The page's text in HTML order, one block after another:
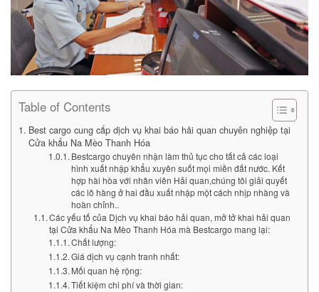
Table of Contents
Best cargo cung cấp dịch vụ khai báo hải quan chuyên nghiệp tại
Cửa khẩu Na Mèo Thanh Hóa
Bestcargo chuyên nhận làm thủ tục cho tất cả các loại
hình xuất nhập khẩu xuyên suốt mọi miền đất nước. Kết
hợp hài hòa với nhân viên Hải quan,chúng tôi giải quyết
các lô hàng ở hai đầu xuất nhập một cách nhịp nhàng và
hoàn chỉnh..
Các yếu tố của Dịch vụ khai báo hải quan, mở tở khai hải quan
tại Cửa khẩu Na Mèo Thanh Hóa mà Bestcargo mang lại:
Chất lượng:
Giá dịch vụ cạnh tranh nhất:
Mối quan hệ rộng:
Tiết kiệm chi phí và thời gian: